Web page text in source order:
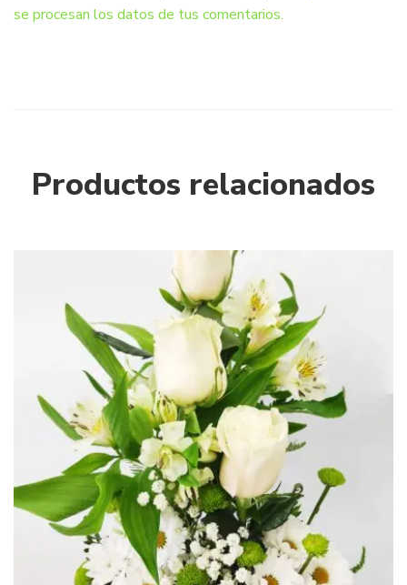
se procesan los datos de tus comentarios.
Productos relacionados